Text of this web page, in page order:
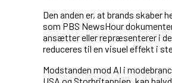
Den anden er, at brands skaber
som PBS NewsHour
ansætter eller repræsenterer i
reduceres til en visuel effekt i
Modstanden mod AI i
USA og Storbritannien, kan